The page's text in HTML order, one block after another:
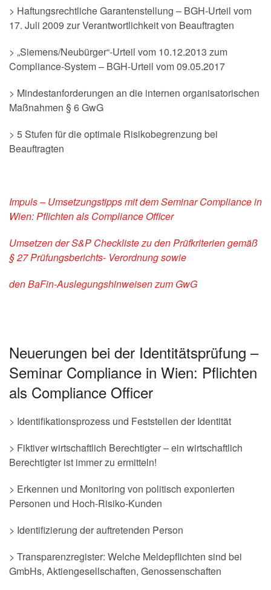
> Haftungsrechtliche Garantenstellung – BGH-Urteil vom
17. Juli 2009 zur Verantwortlichkeit von Beauftragten
> „Siemens/Neubürger“-Urteil vom 10.12.2013 zum
Compliance-System – BGH-Urteil vom 09.05.2017
> Mindestanforderungen an die internen organisatorischen
Maßnahmen § 6 GwG
> 5 Stufen für die optimale Risikobegrenzung bei
Beauftragten
Impuls – Umsetzungstipps mit dem Seminar Compliance in
Wien: Pflichten als Compliance Officer
Umsetzen der S&P Checkliste zu den Prüfkriterien gemäß
§27 Prüfungsberichts- Verordnung sowie
den BaFin-Auslegungshinweisen zum GwG
Neuerungen bei der Identitätsprüfung –
Seminar Compliance in Wien: Pflichten
als Compliance Officer
> Identifikationsprozess und Feststellen der Identität
> Fiktiver wirtschaftlich Berechtigter – ein wirtschaftlich
Berechtigter ist immer zu ermitteln!
> Erkennen und Monitoring von politisch exponierten
Personen und Hoch-Risiko-Kunden
> Identifizierung der auftretenden Person
> Transparenzregister: Welche Meldepflichten sind bei
GmbHs, Aktiengesellschaften, Genossenschaften